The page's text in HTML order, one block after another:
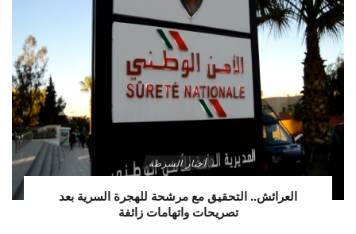
أخبار الشرطة
العرائش.. التحقيق مع مرشحة للهجرة السرية بعد
تصريحات واتهامات زائفة